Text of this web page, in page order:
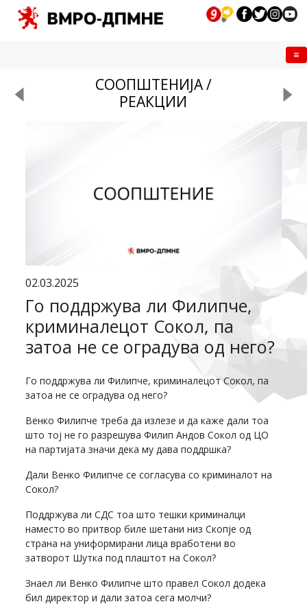
СООПШТЕНИЈА /
РЕАКЦИИ
02.03.2025
Го поддржува ли Филипче,
криминалецот Сокол, па
затоа не се оградува од него?
Го поддржува ли Филипче, криминалецот Сокол, па
затоа не се оградува од него?
Венко Филипче треба да излезе и да каже дали тоа
што тој не го разрешува Филип Андов Сокол од ЦО
на партијата значи дека му дава поддршка?
Дали Венко Филипче се согласува со криминалот на
Сокол?
Поддржува ли СДС тоа што тешки криминалци
наместо во притвор биле шетани низ Скопје од
страна на униформирани лица вработени во
затворот Шутка под плаштот на Сокол?
Знаел ли Венко Филипче што правел Сокол додека
бил директор и дали затоа сега молчи?